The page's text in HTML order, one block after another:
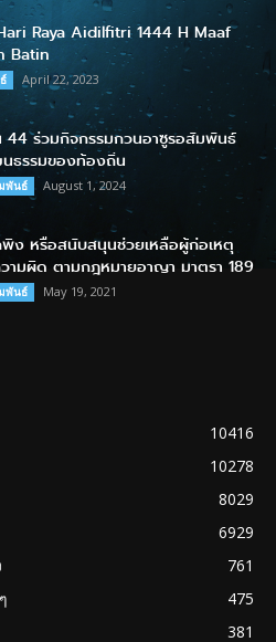
Raya Aidilfitri 1444 H Maaf
Batin
April 22, 2023
44 ร่วมกิจกรรมกวนอาซูรอสัมพันธ์
ธรรมของท้องถิ่น
พันธ์ August 1, 2024
พิง หรือสนับสนุนช่วยเหลือผู้ก่อเหตุ
ามผิด ตามกฎหมายอาญา มาตรา 189
พันธ์ May 19, 2021
10416
10278
8029
6929
761
475
381